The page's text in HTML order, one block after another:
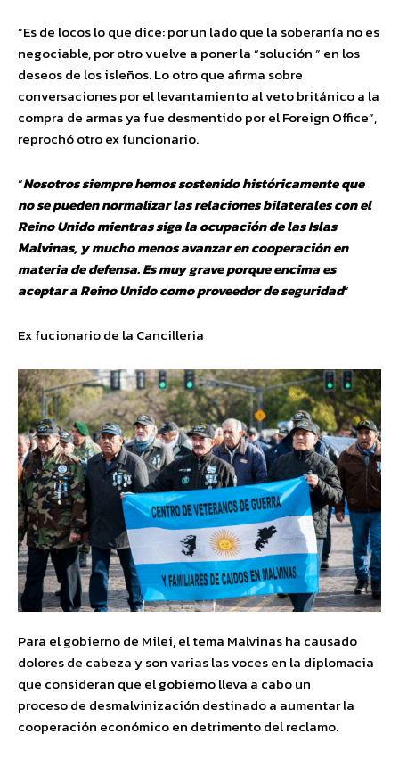
“Es de locos lo que dice: por un lado que la soberanía no es
negociable, por otro vuelve a poner la “solución ” en los
deseos de los isleños. Lo otro que afirma sobre
conversaciones por el levantamiento al veto británico a la
compra de armas ya fue desmentido por el Foreign Office”,
reprochó otro ex funcionario.
“Nosotros siempre hemos sostenido históricamente que
no se pueden normalizar las relaciones bilaterales con el
Reino Unido mientras siga la ocupación de las Islas
Malvinas, y mucho menos avanzar en cooperación en
materia de defensa. Es muy grave porque encima es
aceptar a Reino Unido como proveedor de seguridad“
Ex fucionario de la Cancilleria
Para el gobierno de Milei, el tema Malvinas ha causado
dolores de cabeza y son varias las voces en la diplomacia
que consideran que el gobierno lleva a cabo un
proceso de desmalvinización destinado a aumentar la
cooperación económico en detrimento del reclamo.